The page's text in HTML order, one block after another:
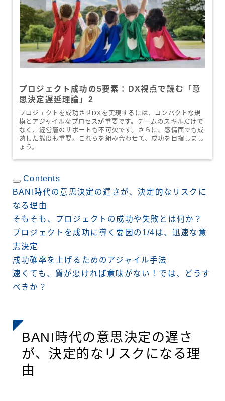
プロジェクト成功の5要素：DX視点で読む「意
思決定遅延理論」2
プロジェクトを成功させDXを実現するには、コンパクトな規
模とアジャイルなプロセスが重要です。チームのスキルだけで
なく、経営層のサポートも不可欠です。さらに、感情面でも成
熟した態度も重要。これらを組み合わせて、成功を目指しまし
ょう。
Contents
BANI時代の意思決定の遅さが、決定的なリスクに
なる理由
そもそも、プロジェクトの成功や失敗とは何か？
プロジェクトを成功に導く要因の1/4は、迅速な意
志決定
成功確率を上げるためのアジャイル手法
速くても、質が悪ければ意味がない！では、どうす
べきか？
BANI時代の意思決定の遅さ
が、決定的なリスクになる理
由